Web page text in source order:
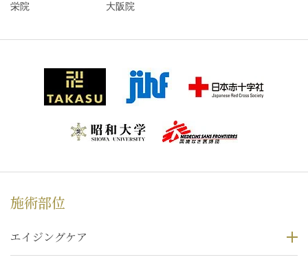
栄院 大阪院
施術部位
エイジングケア